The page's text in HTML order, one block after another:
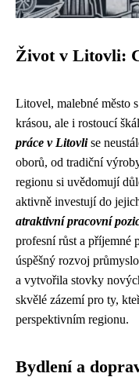
Život v Litovli:
Litovel, malebné město
krásou, ale i rostoucí
práce v Litovlise
oborů, od tradiční
regionu si uvědomují
aktivně investují do
atraktivní pracovní
profesní růst a příjemné
úspěšný rozvoj
a vytvořila stovky
skvělé zázemí pro ty,
perspektivním regionu.
Bydlení a